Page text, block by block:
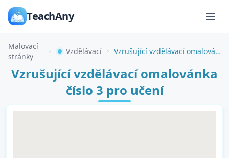
TeachAny
Malovací
stránky
Vzdělávací Vzrušující vzdělávací omalovánka číslo 3 pro učení
Vzrušující vzdělávací omalovánka
číslo 3 pro učení